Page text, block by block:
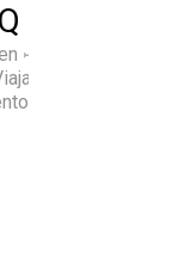
✈️ Inspírate
sol@? 👉🏻
y tips en el